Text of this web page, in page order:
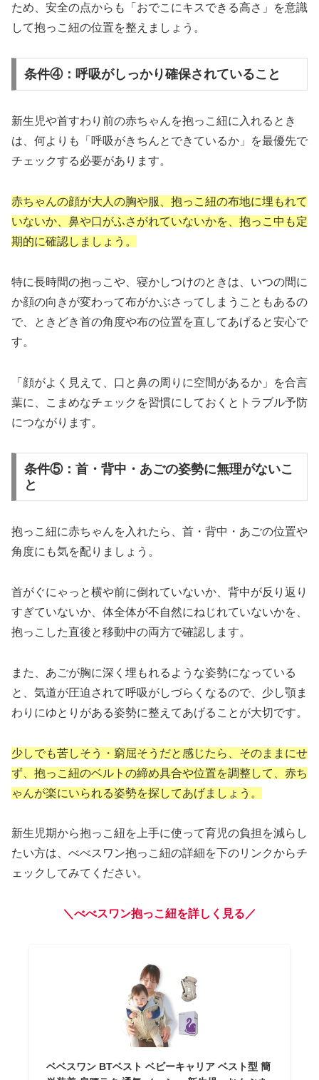
ため、安全の点からも「おでこにキスできる高さ」を意識
して抱っこ紐の位置を整えましょう。
条件④：呼吸がしっかり確保されていること
新生児や首すわり前の赤ちゃんを抱っこ紐に入れるとき
は、何よりも「呼吸がきちんとできているか」を最優先で
チェックする必要があります。
赤ちゃんの顔が大人の胸や服、抱っこ紐の布地に埋もれて
いないか、鼻や口がふさがれていないかを、抱っこ中も定
期的に確認しましょう。
特に長時間の抱っこや、寝かしつけのときは、いつの間に
か顔の向きが変わって布がかぶさってしまうこともあるの
で、ときどき首の角度や布の位置を直してあげると安心で
す。
「顔がよく見えて、口と鼻の周りに空間があるか」を合言
葉に、こまめなチェックを習慣にしておくとトラブル予防
につながります。
条件⑤：首・背中・あごの姿勢に無理がないこ
と
抱っこ紐に赤ちゃんを入れたら、首・背中・あごの位置や
角度にも気を配りましょう。
首がぐにゃっと横や前に倒れていないか、背中が反り返り
すぎていないか、体全体が不自然にねじれていないかを、
抱っこした直後と移動中の両方で確認します。
また、あごが胸に深く埋もれるような姿勢になっている
と、気道が圧迫されて呼吸がしづらくなるので、少し顎ま
わりにゆとりがある姿勢に整えてあげることが大切です。
少しでも苦しそう・窮屈そうだと感じたら、そのままにせ
ず、抱っこ紐のベルトの締め具合や位置を調整して、赤ち
ゃんが楽にいられる姿勢を探してあげましょう。
新生児期から抱っこ紐を上手に使って育児の負担を減らし
たい方は、べべスワン抱っこ紐の詳細を下のリンクからチ
ェックしてみてください。
＼べべスワン抱っこ紐を詳しく見る／
ベベスワン BTベスト ベビーキャリア ベスト型 簡